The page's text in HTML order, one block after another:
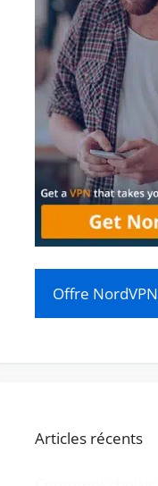
Offre NordVPN
Articles récents